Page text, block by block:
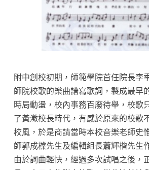
附中創校初期，師範學院首任院長李
師院校歌的樂曲譜寫歌詞，製成最早
時局動盪，校內事務百廢待舉，校歌
了黃澂校長時代，有感於原來的校歌
校風，於是商請當時本校音樂老師史
師郭成橖先生及編輯組長蕭輝楷先生
由於詞曲輕快，經過多次試唱之後，